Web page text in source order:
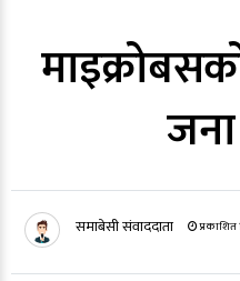
समाबेसी संवाददाता प्रकाशित